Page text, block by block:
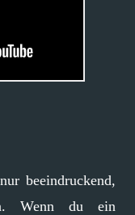
beeindruckend,
Wenn du ein